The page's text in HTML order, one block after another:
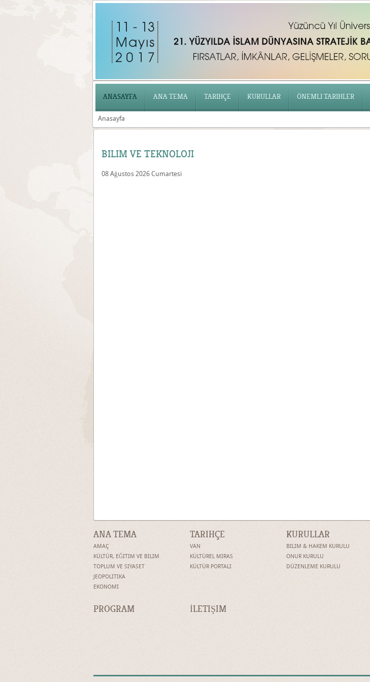
ANASAYFA ANA TEMA TARIHÇE KURULLAR ÖNEMLI TARIHLER
Anasayfa
BILIM VE TEKNOLOJI
08 Ağustos 2026 Cumartesi
ANA TEMA
AMAÇ
KÜLTÜR, EĞITIM VE BILIM
TOPLUM VE SIYASET
JEOPOLITIKA
EKONOMI
TARIHÇE
VAN
KÜLTÜREL MIRAS
KÜLTÜR PORTALI
KURULLAR
BILIM & HAKEM KURULU
ONUR KURULU
DÜZENLEME KURULU
PROGRAM İLETIŞIM